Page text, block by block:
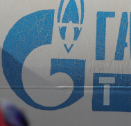
Рекомендуем
150 камер до
ID вместо
безопасность